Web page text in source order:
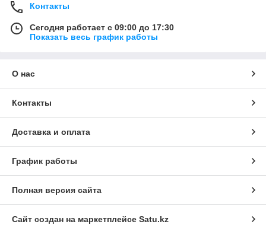
Контакты
Сегодня работает с 09:00 до 17:30
Показать весь график работы
О нас
Контакты
Доставка и оплата
График работы
Полная версия сайта
Сайт создан на маркетплейсе Satu.kz